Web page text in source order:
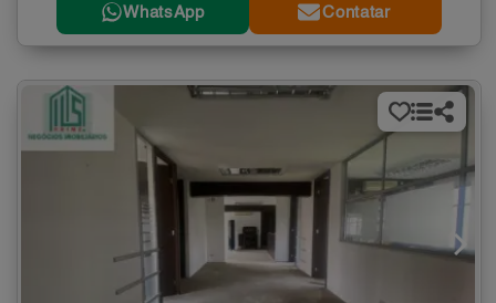
WhatsApp Contatar